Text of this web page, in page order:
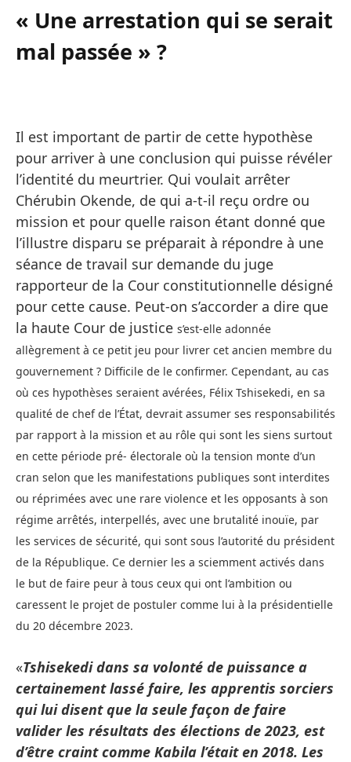
« Une arrestation qui se serait
mal passée » ?
Il est important de partir de cette hypothèse
pour arriver à une conclusion qui puisse révéler
l’identité du meurtrier. Qui voulait arrêter
Chérubin Okende, de qui a-t-il reçu ordre ou
mission et pour quelle raison étant donné que
l’illustre disparu se préparait à répondre à une
séance de travail sur demande du juge
rapporteur de la Cour constitutionnelle désigné
pour cette cause. Peut-on s’accorder a dire que
la haute Cour de justice s’est-elle adonnée
allègrement à ce petit jeu pour livrer cet ancien membre du
gouvernement ? Difficile de le confirmer. Cependant, au cas
où ces hypothèses seraient avérées, Félix Tshisekedi, en sa
qualité de chef de l’État, devrait assumer ses responsabilités
par rapport à la mission et au rôle qui sont les siens surtout
en cette période pré- électorale où la tension monte d’un
cran selon que les manifestations publiques sont interdites
ou réprimées avec une rare violence et les opposants à son
régime arrêtés, interpellés, avec une brutalité inouïe, par
les services de sécurité, qui sont sous l’autorité du président
de la République. Ce dernier les a sciemment activés dans
le but de faire peur à tous ceux qui ont l’ambition ou
caressent le projet de postuler comme lui à la présidentielle
du 20 décembre 2023.
«Tshisekedi dans sa volonté de puissance a
certainement lassé faire, les apprentis sorciers
qui lui disent que la seule façon de faire
valider les résultats des élections de 2023, est
d’être craint comme Kabila l’était en 2018. Les